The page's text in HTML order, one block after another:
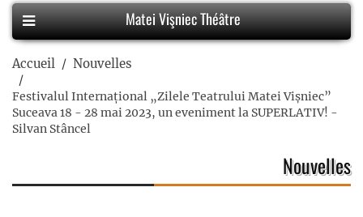
Matei Vişniec Théâtre
Accueil Nouvelles
Festivalul Internațional „Zilele Teatrului Matei Vișniec”
Suceava 18 - 28 mai 2023, un eveniment la SUPERLATIV! -
Silvan Stâncel
Nouvelles